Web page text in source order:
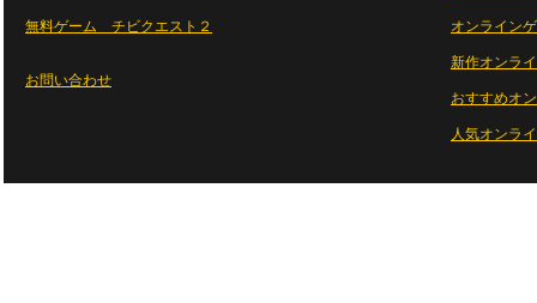
無料ゲーム チビクエスト２
お問い合わせ
オンライン
新作オンラ
おすすめオ
人気オンラ